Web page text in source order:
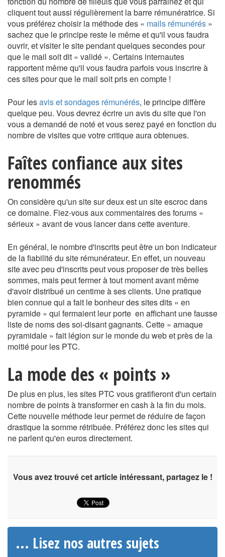
cliquent tout aussi régulièrement la barre rémunératrice. Si
vous préférez choisir la méthode des « mails rémunérés »
sachez que le principe reste le même et qu'il vous faudra
ouvrir, et visiter le site pendant quelques secondes pour
que le mail soit dit « validé ». Certains internautes
rapportent même qu'il vous faudra parfois vous inscrire à
ces sites pour que le mail soit pris en compte !
Pour lesavis et sondages rémunérés, le principe diffère
quelque peu. Vous devrez écrire un avis du site que l'on
vous a demandé de noté et vous serez payé en fonction du
nombre de visites que votre critique aura obtenues.
Faîtes confiance aux sites
renommés
On considère qu'un site sur deux est un site escroc dans
ce domaine. Fiez-vous aux commentaires des forums «
sérieux » avant de vous lancer dans cette aventure.
En général, le nombre d'inscrits peut être un bon indicateur
de la fiabilité du site rémunérateur. En effet, un nouveau
site avec peu d'inscrits peut vous proposer de très belles
sommes, mais peut fermer à tout moment avant même
d'avoir distribué un centime à ses clients. Une pratique
bien connue qui a fait le bonheur des sites dits « en
pyramide » qui fermaient leur porte en affichant une fausse
liste de noms des soi-disant gagnants. Cette « arnaque
pyramidale » fait légion sur le monde du web et près de la
moitié pour les PTC.
La mode des « points »
De plus en plus, les sites PTC vous gratifieront d'un certain
nombre de points à transformer en cash à la fin du mois.
Cette nouvelle méthode leur permet de réduire de façon
drastique la somme rétribuée. Préférez donc les sites qui
ne parlent qu'en euros directement.
Vous avez trouvé cet article intéressant, partagez le !
... Lisez nos autres sujets